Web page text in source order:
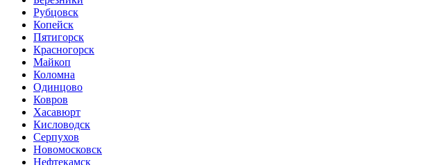
Рубцовск
Копейск
Пятигорск
Красногорск
Майкоп
Коломна
Одинцово
Ковров
Хасавюрт
Кисловодск
Серпухов
Новомосковск
Нефтекамск